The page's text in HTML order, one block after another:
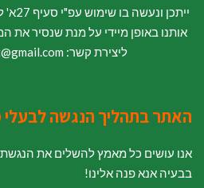
אותנו באופן מיידי על מנת שנסיר את
ליצירת קשר: Avihai.Zoomat@gmail.com
האתר בתהליך הנגשה לבעלי
אנו עושים כל מאמץ להשלים את
בבעיה אנא פנה אלינו!